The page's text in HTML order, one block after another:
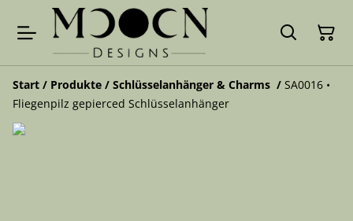
Start / Produkte / Schlüsselanhänger & Charms / SA0016 •
Fliegenpilz gepierced Schlüsselanhänger